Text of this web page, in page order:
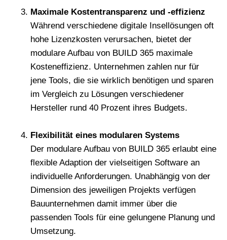
Maximale Kostentransparenz und -effizienz
Während verschiedene digitale Insellösungen oft
hohe Lizenzkosten verursachen, bietet der
modulare Aufbau von BUILD 365 maximale
Kosteneffizienz. Unternehmen zahlen nur für
jene Tools, die sie wirklich benötigen und sparen
im Vergleich zu Lösungen verschiedener
Hersteller rund 40 Prozent ihres Budgets.
Flexibilität eines modularen Systems
Der modulare Aufbau von BUILD 365 erlaubt eine
flexible Adaption der vielseitigen Software an
individuelle Anforderungen. Unabhängig von der
Dimension des jeweiligen Projekts verfügen
Bauunternehmen damit immer über die
passenden Tools für eine gelungene Planung und
Umsetzung.